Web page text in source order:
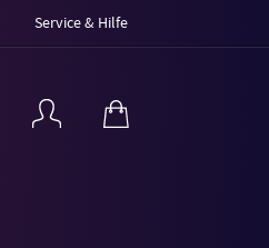
Service & Hilfe